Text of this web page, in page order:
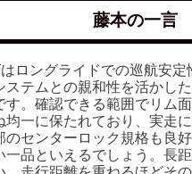
藤本の一言
ロングライドでの巡航安
テムとの親和性を活かし
。確認できる範囲でリム
一に保たれており、実走
センターロック規格も良
品といえるでしょう。長